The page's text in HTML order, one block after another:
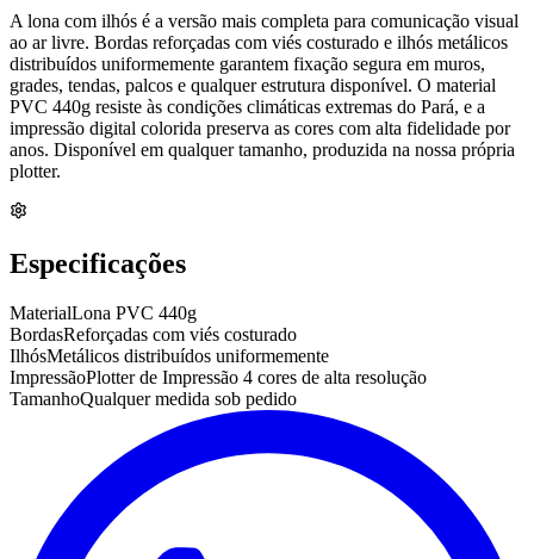
A lona com ilhós é a versão mais completa para comunicação visual
ao ar livre. Bordas reforçadas com viés costurado e ilhós metálicos
distribuídos uniformemente garantem fixação segura em muros,
grades, tendas, palcos e qualquer estrutura disponível. O material
PVC 440g resiste às condições climáticas extremas do Pará, e a
impressão digital colorida preserva as cores com alta fidelidade por
anos. Disponível em qualquer tamanho, produzida na nossa própria
plotter.
Especificações
MaterialLona PVC 440g
BordasReforçadas com viés costurado
IlhósMetálicos distribuídos uniformemente
ImpressãoPlotter de Impressão 4 cores de alta resolução
TamanhoQualquer medida sob pedido